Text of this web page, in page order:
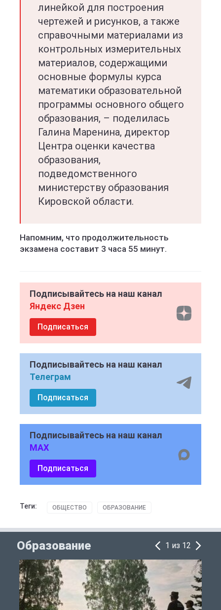
линейкой для построения
чертежей и рисунков, а также
справочными материалами из
контрольных измерительных
материалов, содержащими
основные формулы курса
математики образовательной
программы основного общего
образования, – поделилась
Галина Маренина, директор
Центра оценки качества
образования,
подведомственного
министерству образования
Кировской области.
Напомним, что продолжительность
экзамена составит 3 часа 55 минут.
Подписывайтесь на наш канал
Яндекс Дзен
Подписаться
Подписывайтесь на наш канал
Телеграм
Подписаться
Подписывайтесь на наш канал
MAX
Подписаться
Теги: ОБЩЕСТВО ОБРАЗОВАНИЕ
Образование 1 из 12